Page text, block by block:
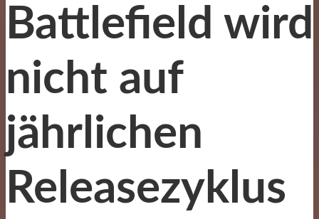
Battlefield wird
nicht auf
jährlichen
Releasezyklus